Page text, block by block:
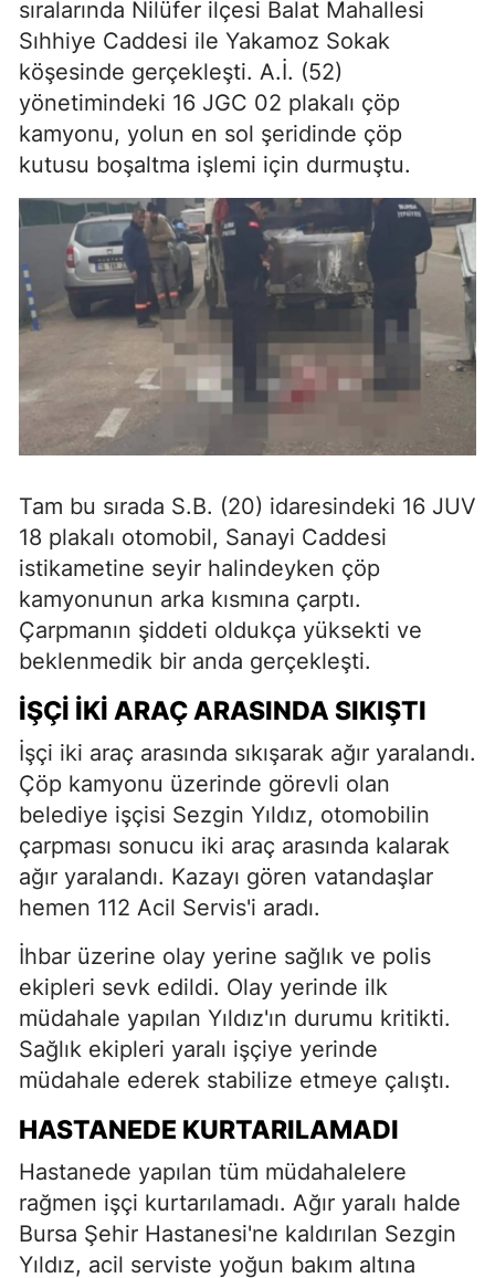
sıralarında Nilüfer ilçesi Balat Mahallesi
Sıhhiye Caddesi ile Yakamoz Sokak
köşesinde gerçekleşti. A.İ. (52)
yönetimindeki 16 JGC 02 plakalı çöp
kamyonu, yolun en sol şeridinde çöp
kutusu boşaltma işlemi için durmuştu.
Tam bu sırada S.B. (20) idaresindeki 16 JUV
18 plakalı otomobil, Sanayi Caddesi
istikametine seyir halindeyken çöp
kamyonunun arka kısmına çarptı.
Çarpmanın şiddeti oldukça yüksekti ve
beklenmedik bir anda gerçekleşti.
İŞÇI İKI ARAÇ ARASINDA SIKIŞTI
İşçi iki araç arasında sıkışarak ağır yaralandı.
Çöp kamyonu üzerinde görevli olan
belediye işçisi Sezgin Yıldız, otomobilin
çarpması sonucu iki araç arasında kalarak
ağır yaralandı. Kazayı gören vatandaşlar
hemen 112 Acil Servis'i aradı.
İhbar üzerine olay yerine sağlık ve polis
ekipleri sevk edildi. Olay yerinde ilk
müdahale yapılan Yıldız'ın durumu kritikti.
Sağlık ekipleri yaralı işçiye yerinde
müdahale ederek stabilize etmeye çalıştı.
HASTANEDE KURTARILAMADI
Hastanede yapılan tüm müdahalelere
rağmen işçi kurtarılamadı. Ağır yaralı halde
Bursa Şehir Hastanesi'ne kaldırılan Sezgin
Yıldız, acil serviste yoğun bakım altına